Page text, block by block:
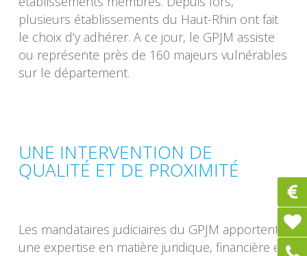
plusieurs établissements du Haut-Rhin ont fait
le choix d’y adhérer. A ce jour, le GPJM assiste
ou représente près de 160 majeurs vulnérables
sur le département.
UNE INTERVENTION DE
QUALITÉ ET DE PROXIMITÉ
Les mandataires judiciaires du GPJM apportent
une expertise en matière juridique, financière et